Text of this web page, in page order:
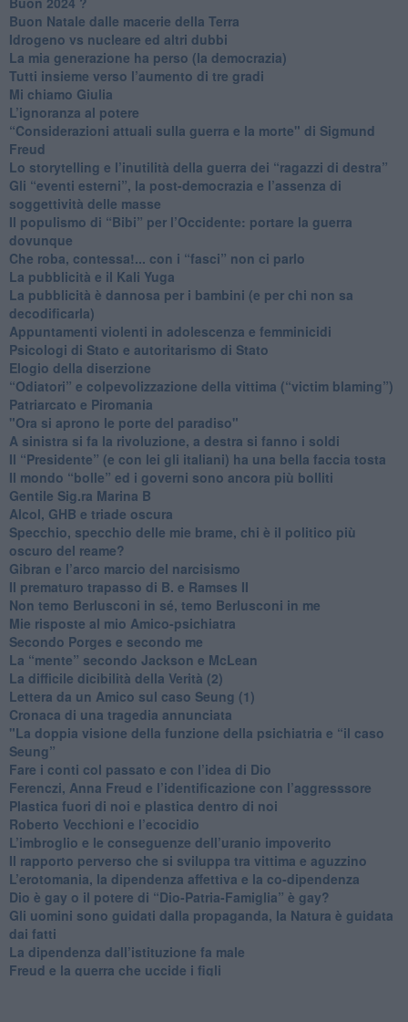
​Buon Natale dalle macerie della Terra
​Idrogeno vs nucleare ed altri dubbi
​La mia generazione ha perso (la democrazia)
​Tutti insieme verso l’aumento di tre gradi
Mi chiamo Giulia
L’ignoranza al potere
​“Considerazioni attuali sulla guerra e la morte" di Sigmund
Freud
​Lo storytelling e l’inutilità della guerra dei “ragazzi di destra”
​Gli “eventi esterni”, la post-democrazia e l’assenza di
soggettività delle masse
​Il populismo di “Bibi” per l’Occidente: portare la guerra
dovunque
​Che roba, contessa!... con i “fasci” non ci parlo
La pubblicità e il Kali Yuga
​La pubblicità è dannosa per i bambini (e per chi non sa
decodificarla)
​Appuntamenti violenti in adolescenza e femminicidi
​Psicologi di Stato e autoritarismo di Stato
Elogio della diserzione
“Odiatori” e colpevolizzazione della vittima (“victim blaming”)
​Patriarcato e Piromania
"Ora si aprono le porte del paradiso"
​A sinistra si fa la rivoluzione, a destra si fanno i soldi
​Il “Presidente” (e con lei gli italiani) ha una bella faccia tosta
​Il mondo “bolle” ed i governi sono ancora più bolliti
​Gentile Sig.ra Marina B
​Alcol, GHB e triade oscura
​Specchio, specchio delle mie brame, chi è il politico più
oscuro del reame?
​Gibran e l’arco marcio del narcisismo
​Il prematuro trapasso di B. e Ramses II
​Non temo Berlusconi in sé, temo Berlusconi in me
​Mie risposte al mio Amico-psichiatra
​Secondo Porges e secondo me
​La “mente” secondo Jackson e McLean
La difficile dicibilità della Verità (2)
​Lettera da un Amico sul caso Seung (1)
​Cronaca di una tragedia annunciata
"​La doppia visione della funzione della psichiatria e “il caso
Seung”
​Fare i conti col passato e con l’idea di Dio
​Ferenczi, Anna Freud e l’identificazione con l’aggresssore
Plastica fuori di noi e plastica dentro di noi
​Roberto Vecchioni e l’ecocidio
​L’imbroglio e le conseguenze dell’uranio impoverito
​Il rapporto perverso che si sviluppa tra vittima e aguzzino
L’erotomania, la dipendenza affettiva e la co-dipendenza
​Dio è gay o il potere di “Dio-Patria-Famiglia” è gay?
​Gli uomini sono guidati dalla propaganda, la Natura è guidata
dai fatti
La dipendenza dall’istituzione fa male
​Freud e la guerra che uccide i figli